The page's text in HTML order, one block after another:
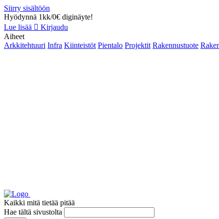
Siirry sisältöön
Hyödynnä 1kk/0€ diginäyte!
Lue lisää
Kirjaudu
Aiheet
Arkkitehtuuri Infra Kiinteistöt Pientalo Projektit Rakennustuote
Kaikki mitä tietää pitää
Hae tältä sivustolta